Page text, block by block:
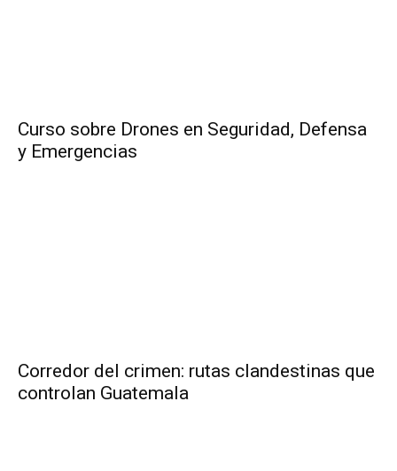
Curso sobre Drones en Seguridad, Defensa
y Emergencias
Corredor del crimen: rutas clandestinas que
controlan Guatemala